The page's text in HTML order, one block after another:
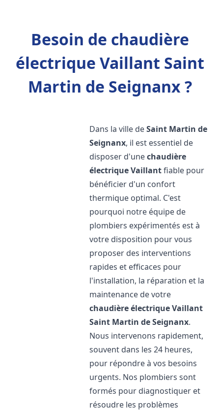
Besoin de chaudière
électrique Vaillant Saint
Martin de Seignanx ?
Dans la ville deSaint Martin de
Seignanx, il est essentiel de
disposer d'unechaudière
électrique Vaillantfiable pour
bénéficier d'un confort
thermique optimal. C'est
pourquoi notre équipe de
plombiers expérimentés est à
votre disposition pour vous
proposer des interventions
rapides et efficaces pour
l'installation, la réparation et la
maintenance de votre
chaudière électrique Vaillant
Saint Martin de Seignanx.
Nous intervenons rapidement,
souvent dans les 24 heures,
pour répondre à vos besoins
urgents. Nos plombiers sont
formés pour diagnostiquer et
résoudre les problèmes